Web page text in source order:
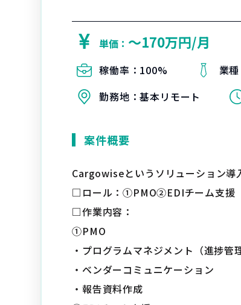
単価： 〜170万円/月
稼働率： 100% 業
勤務地：基本リモート
案件概要
Cargowiseというソリューション導
□ロール：①PMO②EDIチーム支援
□作業内容：
①PMO
・プログラムマネジメント（進捗管
・ベンダーコミュニケーション
・報告資料作成